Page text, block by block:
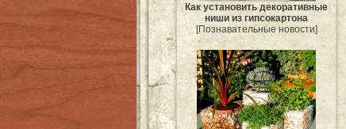
Как установить декоративные
ниши из гипсокартона
[Познавательные новости]